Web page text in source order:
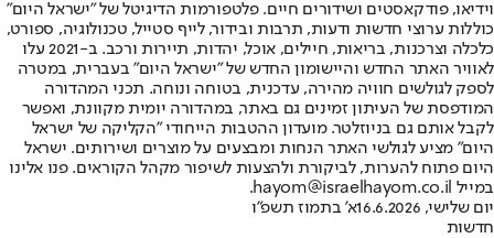
וידיאו, פודקאסטים ושידורים חיים. פלטפורמות הדיגיטל של "ישראל היום"
כוללות ערוצי חדשות ודעות, תרבות ובידור, לייף סטייל, טכנולוגיה, ספורט,
כלכלה וצרכנות, בריאות, חיילים, אוכל, יהדות, תיירות ורכב. ב-2021 עלו
לאוויר האתר החדש והיישומון החדש של "ישראל היום" בעברית, במטרה
לספק לגולשים חוויה מהירה, עדכנית, בטוחה ונוחה. תכני המהדורה
המודפסת של העיתון זמינים גם באתר, במהדורה יומית מקוונת, ואפשר
לקבל אותם גם בניוזלטר. מועדון ההטבות הייחודי "הקליקה של ישראל
היום" מציע לגולשי האתר הנחות ומבצעים על מוצרים ושירותים. ישראל
היום פתוח להערות, לביקורת ולהצעות לשיפור מקהל הקוראים. פנו אלינו
במייל hayom@israelhayom.co.il.
יום שלישי, 16.6.2026
א' בתמוז תשפ"ו
חדשות